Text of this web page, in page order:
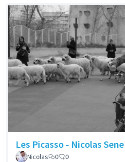
Les Picasso - Nicolas Sene
Nicolas
0 0